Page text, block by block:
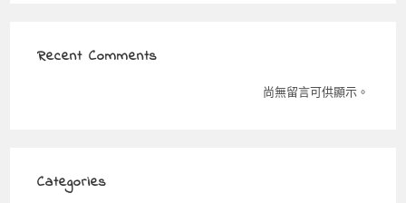
Recent Comments
尚無留言可供顯示。
Categories